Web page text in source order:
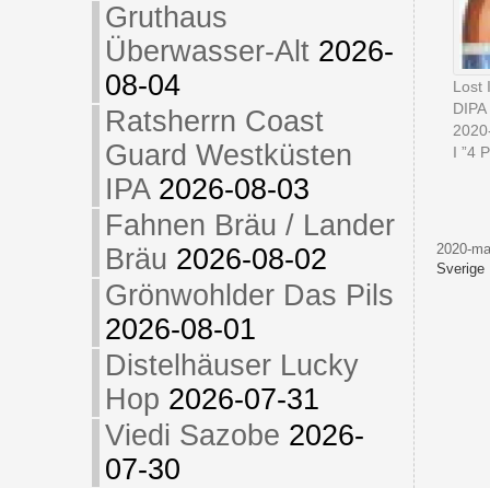
Gruthaus
Überwasser-Alt 2026-
08-04
Ratsherrn Coast
Guard Westküsten
IPA 2026-08-03
Fahnen Bräu / Lander
Bräu 2026-08-02
Grönwohlder Das Pils
2026-08-01
Distelhäuser Lucky
Hop 2026-07-31
Viedi Sazobe 2026-
07-30
Lost
DIPA
I ”4
2020-
Sverige